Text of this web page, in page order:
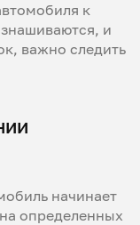
к
и
важно следить
начинает
определенных